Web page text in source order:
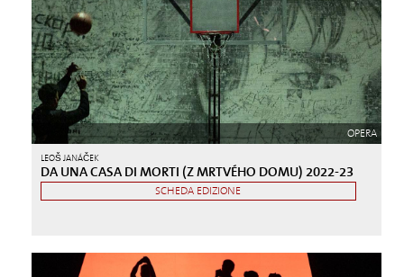
OPERA
LEOŠ JANÁČEK
DA UNA CASA DI MORTI (Z MRTVÉHO DOMU) 2022-23
SCHEDA EDIZIONE